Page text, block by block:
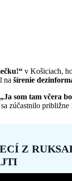
v Košiciach,
na šírenie
„Ja som tam včera
zúčastnilo približne
Z